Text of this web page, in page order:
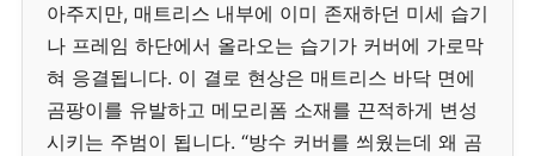
아주지만, 매트리스 내부에 이미 존재하던 미세 습기
나 프레임 하단에서 올라오는 습기가 커버에 가로막
혀 응결됩니다. 이 결로 현상은 매트리스 바닥 면에
곰팡이를 유발하고 메모리폼 소재를 끈적하게 변성
시키는 주범이 됩니다. “방수 커버를 씌웠는데 왜 곰